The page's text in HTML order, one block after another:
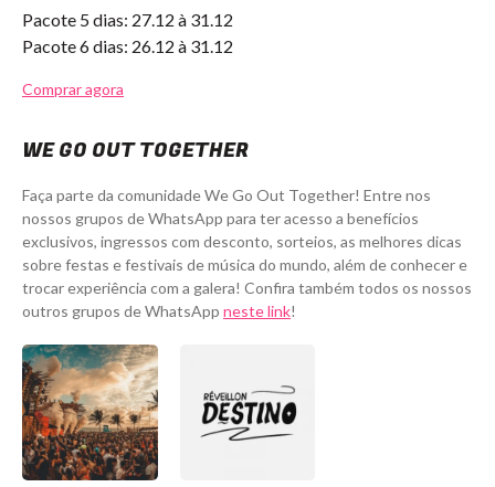
Pacote 5 dias: 27.12 à 31.12
Pacote 6 dias: 26.12 à 31.12
Comprar agora
WE GO OUT TOGETHER
Faça parte da comunidade We Go Out Together! Entre nos
nossos grupos de WhatsApp para ter acesso a benefícios
exclusivos, ingressos com desconto, sorteios, as melhores dicas
sobre festas e festivais de música do mundo, além de conhecer e
trocar experiência com a galera! Confira também todos os nossos
outros grupos de WhatsApp neste link!